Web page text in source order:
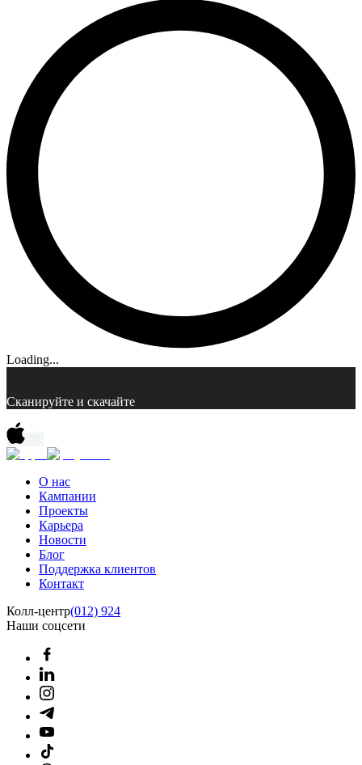
Loading...
Сканируйте и скачайте
О нас
Кампании
Проекты
Карьера
Новости
Блог
Поддержка клиентов
Контакт
Колл-центр(012) 924
Наши соцсети